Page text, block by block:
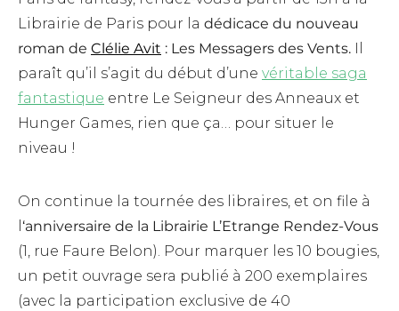
Librairie de Paris pour la dédicace du nouveau
roman de Clélie Avit : Les Messagers des Vents.
paraît qu’il s’agit du début d’une véritable saga
fantastique entre Le Seigneur des Anneaux et
Hunger Games, rien que ça… pour situer le
niveau !
On continue la tournée des libraires, et on file à
‘anniversaire de la Librairie L’Etrange Rendez-Vous
(1, rue Faure Belon). Pour marquer les 10 bougies,
un petit ouvrage sera publié à 200 exemplaires
(avec la participation exclusive de 40